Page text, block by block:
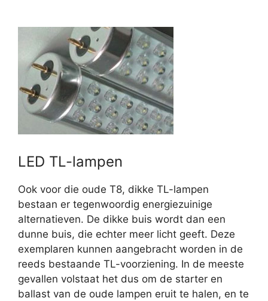
LED TL-lampen
Ook voor die oude T8, dikke TL-lampen
bestaan er tegenwoordig energiezuinige
alternatieven. De dikke buis wordt dan een
dunne buis, die echter meer licht geeft. Deze
exemplaren kunnen aangebracht worden in de
reeds bestaande TL-voorziening. In de meeste
gevallen volstaat het dus om de starter en
ballast van de oude lampen eruit te halen, en te